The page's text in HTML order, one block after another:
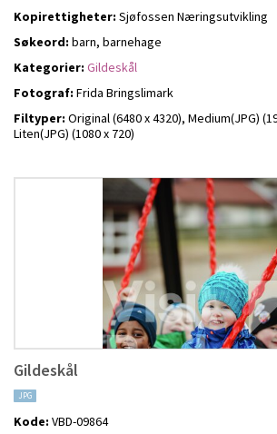
Kopirettigheter: Sjøfossen Næringsutvikling
Søkeord: barn, barnehage
Kategorier: Gildeskål
Fotograf: Frida Bringslimark
Filtyper: Original (6480 x 4320), Medium(JPG)
Liten(JPG) (1080 x 720)
Gildeskål
JPG
Kode: VBD-09864